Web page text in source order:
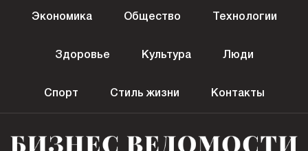
Экономика Общество Технологии
Здоровье Культура Люди
Спорт Стиль жизни Контакты